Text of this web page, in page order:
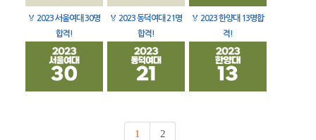
🏅 2023 서울여대 30명
합격!
🏅 2023 동덕여대 21명
합격!
🏅 2023 한양대 13명합
격!
1 2